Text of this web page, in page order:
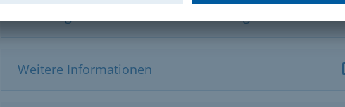
Weitere Informationen